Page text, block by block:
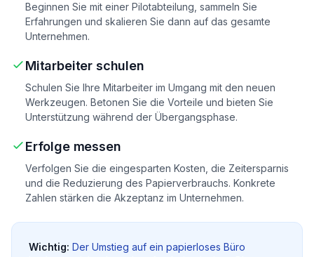
Beginnen Sie mit einer Pilotabteilung, sammeln Sie
Erfahrungen und skalieren Sie dann auf das gesamte
Unternehmen.
Mitarbeiter schulen
Schulen Sie Ihre Mitarbeiter im Umgang mit den neuen
Werkzeugen. Betonen Sie die Vorteile und bieten Sie
Unterstützung während der Übergangsphase.
Erfolge messen
Verfolgen Sie die eingesparten Kosten, die Zeitersparnis
und die Reduzierung des Papierverbrauchs. Konkrete
Zahlen stärken die Akzeptanz im Unternehmen.
Wichtig: Der Umstieg auf ein papierloses Büro